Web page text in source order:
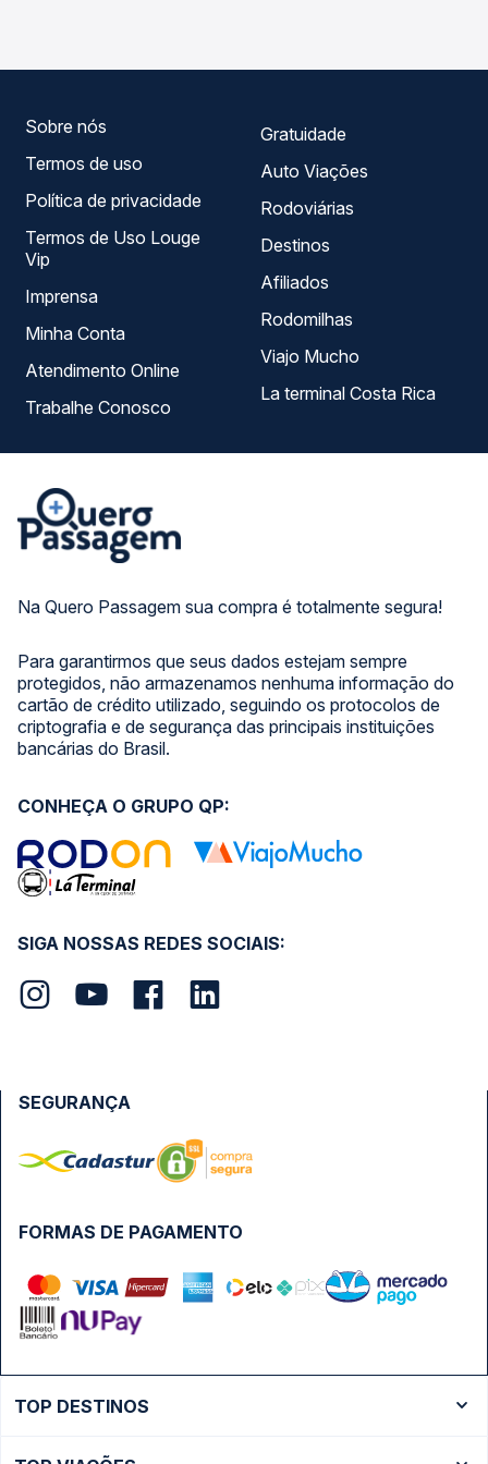
Na Quero Passagem sua compra é totalmente segura!
Para garantirmos que seus dados estejam sempre
protegidos, não armazenamos nenhuma informação do
cartão de crédito utilizado, seguindo os protocolos de
criptografia e de segurança das principais instituições
bancárias do Brasil.
Sobre nós
Termos de uso
Política de privacidade
Termos de Uso Louge
Vip
Imprensa
Minha Conta
Atendimento Online
Trabalhe Conosco
Gratuidade
Auto Viações
Rodoviárias
Destinos
Afiliados
Rodomilhas
Viajo Mucho
La terminal Costa Rica
SIGA NOSSAS REDES SOCIAIS:
CONHEÇA O GRUPO QP:
FORMAS DE PAGAMENTO
SEGURANÇA
TOP DESTINOS